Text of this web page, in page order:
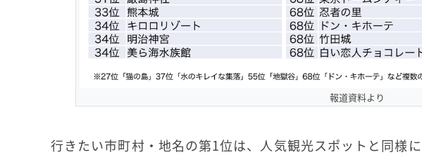
報道資料より
行きたい市町村・地名の第1位は、人気観光スポットと同様